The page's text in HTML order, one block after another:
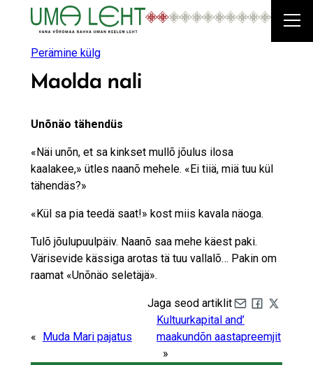
juurdePerämine külg
Maolda nali
Unõnäo tähendüs
«Näi unõn, et sa kinkset mullõ jõulus ilosa
kaalakee,» ütles naanõ mehele. «Ei tiiä, miä tuu kül
tähendäs?»
«Kül sa pia teedä saat!» kost miis kavala näoga.
Tulõ jõulupuulpäiv. Naanõ saa mehe käest paki.
Värisevide kässiga arotas tä tuu vallalõ… Pakin om
raamat «Unõnäo seletäjä».
Jaga seod artiklit
Share by e-mail
« Muda Mari pajatus
Kultuurkapital and’
maakundõn aastapreemjit
»